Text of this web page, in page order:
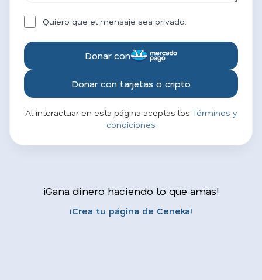
Quiero que el mensaje sea privado.
Donar con
Donar con tarjetas o cripto
Al interactuar en esta página aceptas los Términos y
condiciones
¡Gana dinero haciendo lo que amas!
¡Crea tu página de Ceneka!